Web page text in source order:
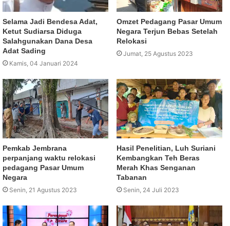
Selama Jadi Bendesa Adat,
Ketut Sudiarsa Diduga
Salahgunakan Dana Desa
Adat Sading
Kamis, 04 Januari 2024
Omzet Pedagang Pasar Umum
Negara Terjun Bebas Setelah
Relokasi
Jumat, 25 Agustus 2023
Pemkab Jembrana
perpanjang waktu relokasi
pedagang Pasar Umum
Negara
Senin, 21 Agustus 2023
Hasil Penelitian, Luh Suriani
Kembangkan Teh Beras
Merah Khas Senganan
Tabanan
Senin, 24 Juli 2023